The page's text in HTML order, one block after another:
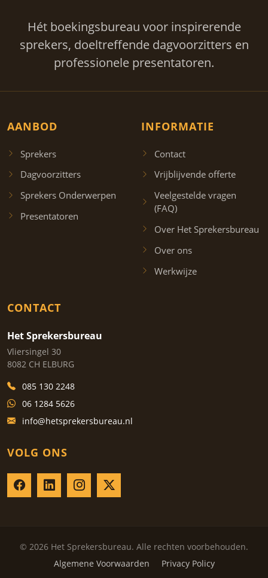
Hét boekingsbureau voor inspirerende
sprekers, doeltreffende dagvoorzitters en
professionele presentatoren.
AANBOD
Sprekers
Dagvoorzitters
Sprekers Onderwerpen
Presentatoren
INFORMATIE
Contact
Vrijblijvende offerte
Veelgestelde vragen
(FAQ)
Over Het Sprekersbureau
Over ons
Werkwijze
CONTACT
Het Sprekersbureau
Vliersingel 30
8082 CH ELBURG
085 130 2248
06 1284 5626
info@hetsprekersbureau.nl
VOLG ONS
© 2026 Het Sprekersbureau. Alle rechten voorbehouden.
Algemene Voorwaarden
Privacy Policy